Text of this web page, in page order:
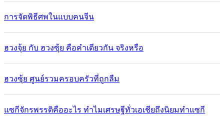
การจัดพิธีศพในแบบคนจีน
ฮวงจุ้ย กับ ฮวงซุ้ย คือคำเดียวกัน จริงหรือ
ฮวงซุ้ย ศูนย์รวมครอบครัวที่ถูกลืม
แซกีจักรพรรดิคืออะไร ทำไมเศรษฐีทั่วเอเชียถึงนิยมทำแซกี